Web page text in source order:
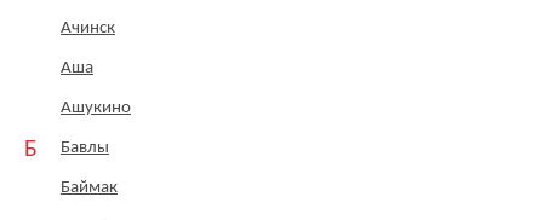
Ачинск
Аша
Ашукино
Б Бавлы
Баймак